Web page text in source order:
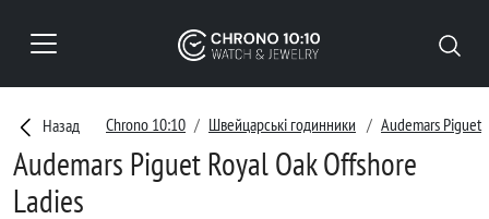
Назад Chrono 10:10 Швейцарські годинники Audemars Piguet
Audemars Piguet Royal Oak Offshore
Ladies